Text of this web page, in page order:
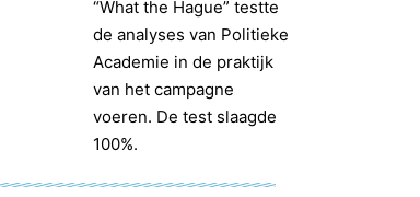
“What the Hague” testte
de analyses van Politieke
Academie in de praktijk
van het campagne
voeren. De test slaagde
100%.